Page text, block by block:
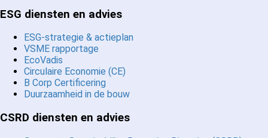
ESG diensten en advies
ESG-strategie & actieplan
VSME rapportage
EcoVadis
Circulaire Economie (CE)
B Corp Certificering
Duurzaamheid in de bouw
CSRD diensten en advies